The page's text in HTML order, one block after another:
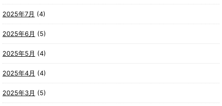
2025年7月 (4)
2025年6月 (5)
2025年5月 (4)
2025年4月 (4)
2025年3月 (5)